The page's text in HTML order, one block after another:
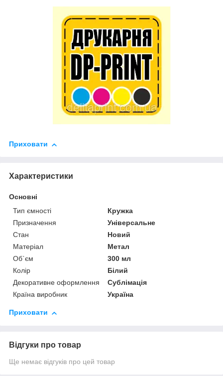
Приховати
Характеристики
Основні
Тип ємності
Кружка
Призначення
Універсальне
Стан
Новий
Матеріал
Метал
Об`єм
300 мл
Колір
Білий
Декоративне оформлення
Сублімація
Країна виробник
Україна
Приховати
Відгуки про товар
Ще немає відгуків про цей товар